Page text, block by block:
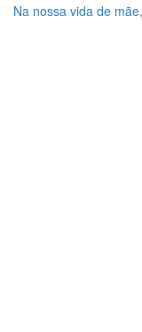
Na nossa vida de